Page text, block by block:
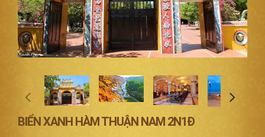
BIỂN XANH HÀM THUẬN NAM 2N1Đ